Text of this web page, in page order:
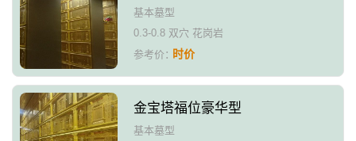
基本墓型
0.3-0.8 双穴 花岗岩
参考价：时价
金宝塔福位豪华型
基本墓型